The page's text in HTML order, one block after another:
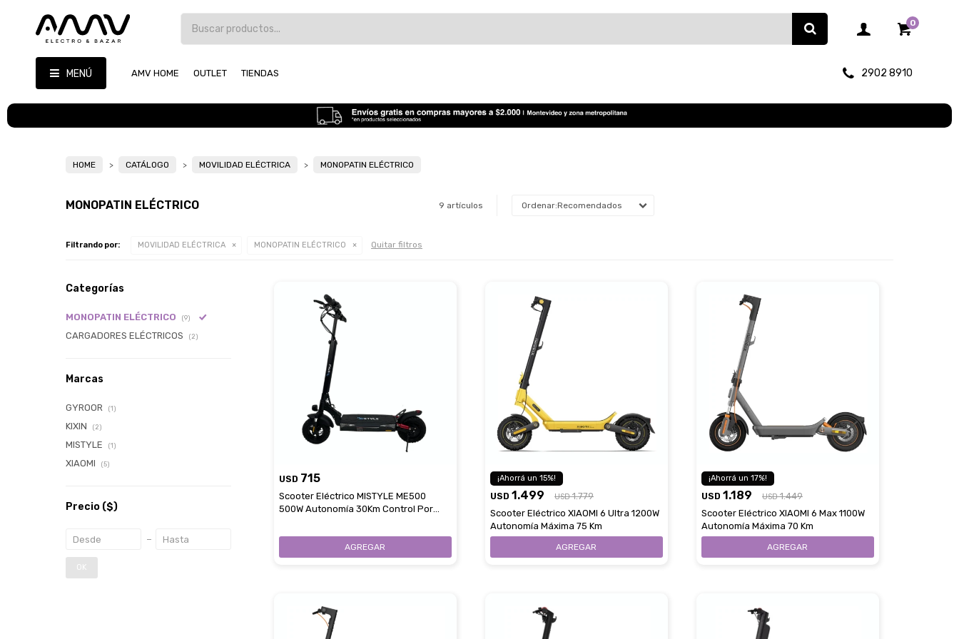
MENÚ AMV HOME OUTLET TIENDAS 2902 8910
0
HOME CATÁLOGO MOVILIDAD ELÉCTRICA MONOPATIN ELÉCTRICO
MONOPATIN ELÉCTRICO 9 artículos Recomendados
Filtrando por: MOVILIDAD ELÉCTRICA MONOPATIN ELÉCTRICO Quitar filtros
USD 715
Scooter Eléctrico MISTYLE ME500
500W Autonomía 30Km Control Por
15
USD 1.499 USD 1.779
Scooter Eléctrico XIAOMI 6 Ultra 1200W
Autonomía Máxima 75 Km
17
USD 1.189 USD 1.449
Scooter Eléctrico XIAOMI 6 Max 1100W
Autonomía Máxima 70 Km
Categorías
MONOPATIN ELÉCTRICO (9)
CARGADORES ELÉCTRICOS (2)
Marcas
GYROOR (1)
KIXIN (2)
MISTYLE (1)
XIAOMI (5)
Precio ($)
OK